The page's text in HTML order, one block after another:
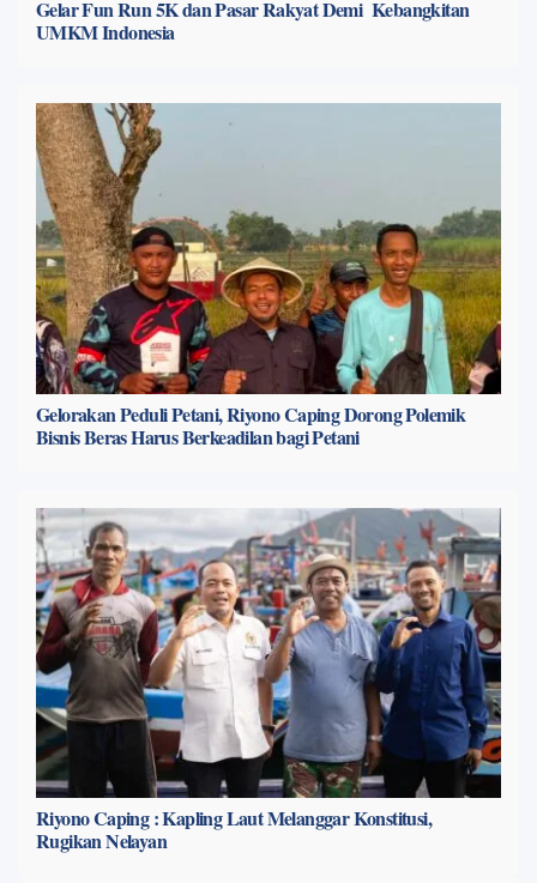
Gelar Fun Run 5K dan Pasar Rakyat Demi Kebangkitan
UMKM Indonesia
Gelorakan Peduli Petani, Riyono Caping Dorong Polemik
Bisnis Beras Harus Berkeadilan bagi Petani
Riyono Caping : Kapling Laut Melanggar Konstitusi,
Rugikan Nelayan